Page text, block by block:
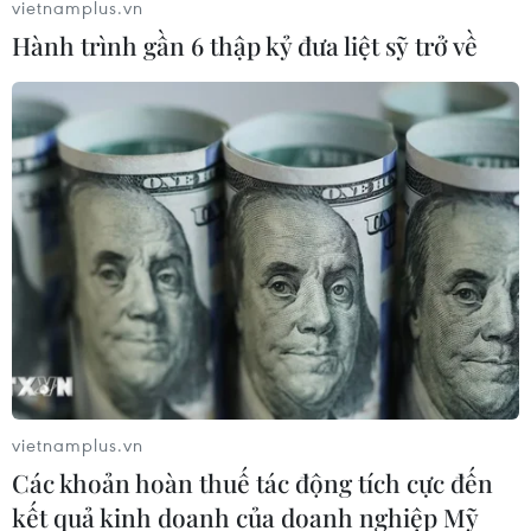
Samsung mua lại hãng phụ kiện ôtô
Harman của Mỹ với giá 8 tỷ USD
14/11/2016 12:21
Samsung Electronics của Hàn Quốc thông báo sẽ mua
lại công ty Công nghiệp Quốc tế Harman, nhà cung cấp
phụ kiện ôtô của Mỹ, với giá 8 tỷ USD tiền mặt.
vietnamplus.vn
Hành trình gần 6 thập kỷ đưa liệt sỹ trở về
vietnamplus.vn
Các khoản hoàn thuế tác động tích cực đến
kết quả kinh doanh của doanh nghiệp Mỹ